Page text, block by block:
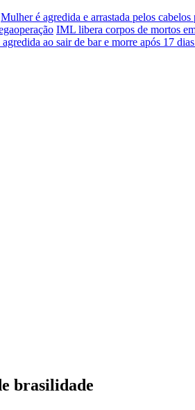
Mulher é agredida e arrastada pelos
IML libera corpos de mortos
ao sair de bar e morre após 17
brasilidade